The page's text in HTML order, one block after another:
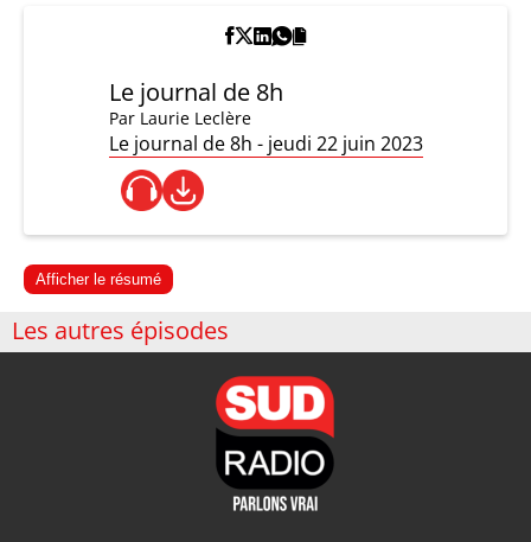
Le journal de 8h
Par Laurie Leclère
Le journal de 8h - jeudi 22 juin 2023
Afficher le résumé
Les autres épisodes